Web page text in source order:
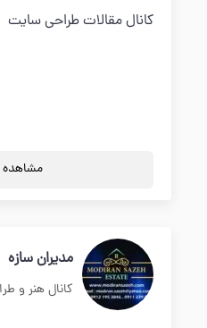
کانال مقالات طراحی سایت
مشاهده
مدیران سازه
کانال هنر و